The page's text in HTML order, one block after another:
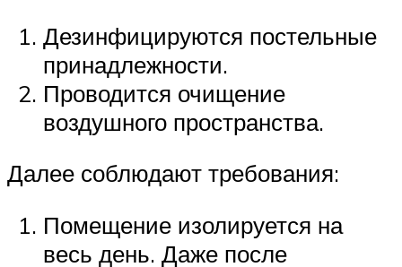
Дезинфицируются постельные
принадлежности.
Проводится очищение
воздушного пространства.
Далее соблюдают требования:
Помещение изолируется на
весь день. Даже после